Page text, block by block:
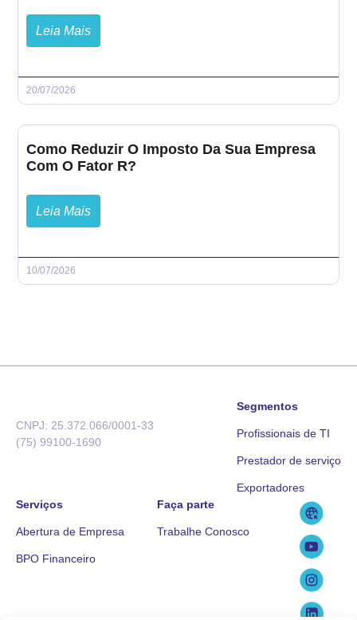
Leia Mais
20/07/2026
Como Reduzir O Imposto Da Sua Empresa
Com O Fator R?
Leia Mais
10/07/2026
CNPJ: 25.372.066/0001-33
(75) 99100-1690
Segmentos
Profissionais de TI
Prestador de serviço
Exportadores
Serviços
Abertura de Empresa
BPO Financeiro
Faça parte
Trabalhe Conosco